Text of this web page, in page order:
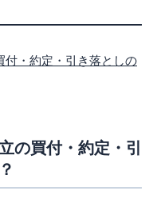
付・約定・引き落としの
の買付・約定・引